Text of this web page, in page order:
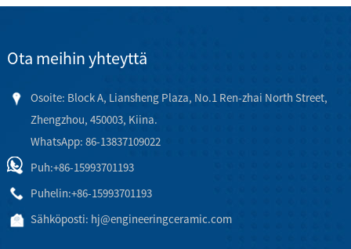
Ota meihin yhteyttä
Osoite: Block A, Liansheng Plaza, No.1 Ren-zhai North Street,
Zhengzhou, 450003, Kiina.
WhatsApp: 86-13837109022
Puh:+86-15993701193
Puhelin:+86-15993701193
Sähköposti: hj@engineeringceramic.com